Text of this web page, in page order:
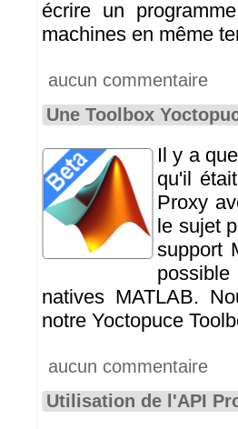
écrire un
machines en même
aucun commentaire
Une Toolbox
Il y a
qu'il
Proxy
le sujet
support
natives MATLAB.
notre Yoctopuce
aucun commentaire
Utilisation de l'API